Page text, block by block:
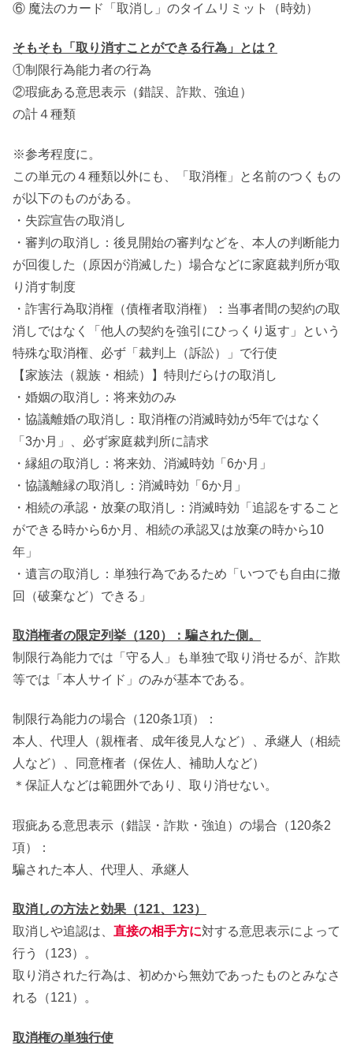
⑥ 魔法のカード「取消し」のタイムリミット（時効）
そもそも「取り消すことができる行為」とは？
①制限行為能力者の行為
②瑕疵ある意思表示（錯誤、詐欺、強迫）
の計４種類
※参考程度に。
この単元の４種類以外にも、「取消権」と名前のつくもの
が以下のものがある。
・失踪宣告の取消し
・審判の取消し：後見開始の審判などを、本人の判断能力
が回復した（原因が消滅した）場合などに家庭裁判所が取
り消す制度
・詐害行為取消権（債権者取消権）：当事者間の契約の取
消しではなく「他人の契約を強引にひっくり返す」という
特殊な取消権、必ず「裁判上（訴訟）」で行使
【家族法（親族・相続）】特則だらけの取消し
・婚姻の取消し：将来効のみ
・協議離婚の取消し：取消権の消滅時効が5年ではなく
「3か月」、必ず家庭裁判所に請求
・縁組の取消し：将来効、消滅時効「6か月」
・協議離縁の取消し：消滅時効「6か月」
・相続の承認・放棄の取消し：消滅時効「追認をすること
ができる時から6か月、相続の承認又は放棄の時から10
年」
・遺言の取消し：単独行為であるため「いつでも自由に撤
回（破棄など）できる」
取消権者の限定列挙（120）：騙された側。
制限行為能力では「守る人」も単独で取り消せるが、詐欺
等では「本人サイド」のみが基本である。
制限行為能力の場合（120条1項）：
本人、代理人（親権者、成年後見人など）、承継人（相続
人など）、同意権者（保佐人、補助人など）
＊保証人などは範囲外であり、取り消せない。
瑕疵ある意思表示（錯誤・詐欺・強迫）の場合（120条2
項）：
騙された本人、代理人、承継人
取消しの方法と効果（121、123）
取消しや追認は、 直接の相手方に対する意思表示によって
行う（123）。
取り消された行為は、初めから無効であったものとみなさ
れる（121）。
取消権の単独行使